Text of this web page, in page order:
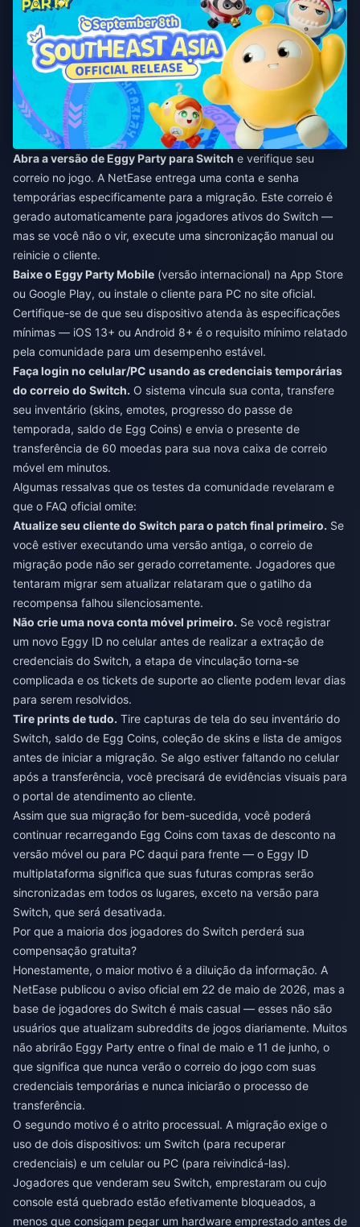
Abra a versão de Eggy Party para Switch e verifique seu
correio no jogo. A NetEase entrega uma conta e senha
temporárias especificamente para a migração. Este correio é
gerado automaticamente para jogadores ativos do Switch —
mas se você não o vir, execute uma sincronização manual ou
reinicie o cliente.
Baixe o Eggy Party Mobile (versão internacional) na App Store
ou Google Play, ou instale o cliente para PC no site oficial.
Certifique-se de que seu dispositivo atenda às especificações
mínimas — iOS 13+ ou Android 8+ é o requisito mínimo relatado
pela comunidade para um desempenho estável.
Faça login no celular/PC usando as credenciais temporárias
do correio do Switch. O sistema vincula sua conta, transfere
seu inventário (skins, emotes, progresso do passe de
temporada, saldo de Egg Coins) e envia o presente de
transferência de 60 moedas para sua nova caixa de correio
móvel em minutos.
Algumas ressalvas que os testes da comunidade revelaram e
que o FAQ oficial omite:
Atualize seu cliente do Switch para o patch final primeiro. Se
você estiver executando uma versão antiga, o correio de
migração pode não ser gerado corretamente. Jogadores que
tentaram migrar sem atualizar relataram que o gatilho da
recompensa falhou silenciosamente.
Não crie uma nova conta móvel primeiro. Se você registrar
um novo Eggy ID no celular antes de realizar a extração de
credenciais do Switch, a etapa de vinculação torna-se
complicada e os tickets de suporte ao cliente podem levar dias
para serem resolvidos.
Tire prints de tudo. Tire capturas de tela do seu inventário do
Switch, saldo de Egg Coins, coleção de skins e lista de amigos
antes de iniciar a migração. Se algo estiver faltando no celular
após a transferência, você precisará de evidências visuais para
o portal de atendimento ao cliente.
Assim que sua migração for bem-sucedida, você poderá
continuar recarregando Egg Coins com taxas de desconto na
versão móvel ou para PC daqui para frente — o Eggy ID
multiplataforma significa que suas futuras compras serão
sincronizadas em todos os lugares, exceto na versão para
Switch, que será desativada.
Por que a maioria dos jogadores do Switch perderá sua
compensação gratuita?
Honestamente, o maior motivo é a diluição da informação. A
NetEase publicou o aviso oficial em 22 de maio de 2026, mas a
base de jogadores do Switch é mais casual — esses não são
usuários que atualizam subreddits de jogos diariamente. Muitos
não abrirão Eggy Party entre o final de maio e 11 de junho, o
que significa que nunca verão o correio do jogo com suas
credenciais temporárias e nunca iniciarão o processo de
transferência.
O segundo motivo é o atrito processual. A migração exige o
uso de dois dispositivos: um Switch (para recuperar
credenciais) e um celular ou PC (para reivindicá-las).
Jogadores que venderam seu Switch, emprestaram ou cujo
console está quebrado estão efetivamente bloqueados, a
menos que consigam pegar um hardware emprestado antes de